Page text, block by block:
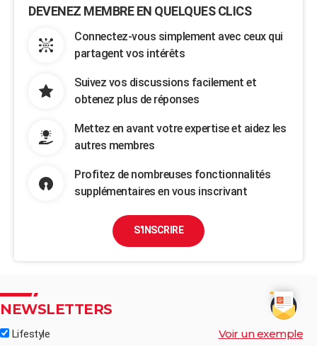
DEVENEZ MEMBRE EN QUELQUES CLICS
Connectez-vous simplement avec ceux qui
partagent vos intérêts
Suivez vos discussions facilement et
obtenez plus de réponses
Mettez en avant votre expertise et aidez les
autres membres
Profitez de nombreuses fonctionnalités
supplémentaires en vous inscrivant
S'INSCRIRE
NEWSLETTERS
Lifestyle Voir un exemple